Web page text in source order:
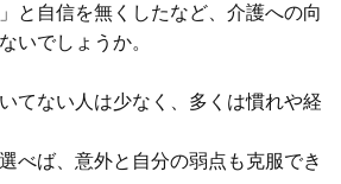
と自信を無くしたなど、介護への向
いでしょうか。
てない人は少なく、多くは慣れや経
べば、意外と自分の弱点も克服でき